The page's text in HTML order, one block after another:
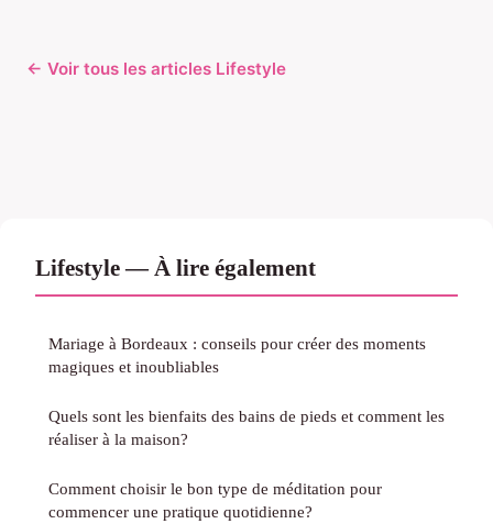
← Voir tous les articles Lifestyle
Lifestyle — À lire également
Mariage à Bordeaux : conseils pour créer des moments
magiques et inoubliables
Quels sont les bienfaits des bains de pieds et comment les
réaliser à la maison?
Comment choisir le bon type de méditation pour
commencer une pratique quotidienne?